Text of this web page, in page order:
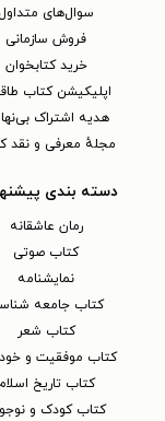
سوال‌های متداول
فروش سازمانی
خرید کتابخوان
اپلیکیشن کتاب
هدیه اشتراک
مجلهٔ معرفی و نقد
دسته بندی
رمان عاشقانه
کتاب‌ صوتی
نمایشنامه
کتاب جامعه
کتاب شعر
کتاب موفقیت و
کتاب تاریخ
کتاب کودک و